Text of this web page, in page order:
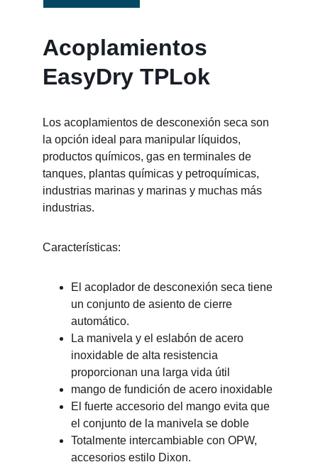
Acoplamientos
EasyDry TPLok
Los acoplamientos de desconexión seca son
la opción ideal para manipular líquidos,
productos químicos, gas en terminales de
tanques, plantas químicas y petroquímicas,
industrias marinas y marinas y muchas más
industrias.
Características:
El acoplador de desconexión seca tiene
un conjunto de asiento de cierre
automático.
La manivela y el eslabón de acero
inoxidable de alta resistencia
proporcionan una larga vida útil
mango de fundición de acero inoxidable
El fuerte accesorio del mango evita que
el conjunto de la manivela se doble
Totalmente intercambiable con OPW,
accesorios estilo Dixon.